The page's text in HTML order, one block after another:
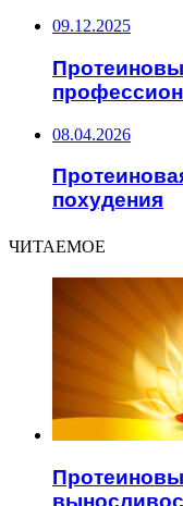
09.12.2025
08.04.2026
похудения
ЧИТАЕМОЕ